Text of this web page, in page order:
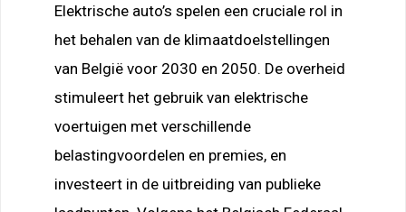
Elektrische auto’s spelen een cruciale rol in
het behalen van de klimaatdoelstellingen
van België voor 2030 en 2050. De overheid
stimuleert het gebruik van elektrische
voertuigen met verschillende
belastingvoordelen en premies, en
investeert in de uitbreiding van publieke